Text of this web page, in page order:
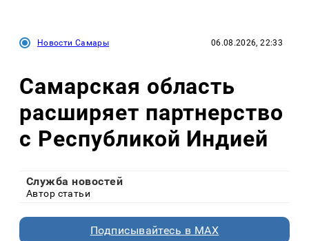
Новости Самары 06.08.2026, 22:33
Самарская область
расширяет партнерство
с Республикой Индией
Служба новостей
Автор статьи
Подписывайтесь в MAX